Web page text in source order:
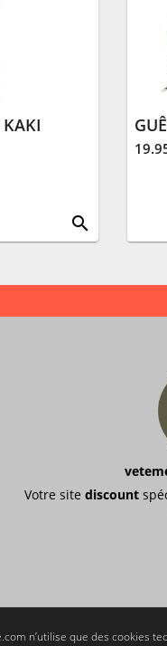
KAKI
search
Votre sitediscount